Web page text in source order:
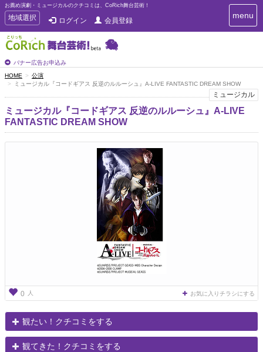
お薦め演劇・ミュージカルのクチコミは、CoRich舞台芸術！
T
o
g
g
e
n
a
v
i
g
a
地域選択 ログイン 会員登録
バナー広告お申込み
T
o
n
a
v
g
a
menu
HOME
公演
ミュージカル『コードギアス 反逆のルルーシュ』A-LIVE FANTASTIC DREAM SHOW
ミュージカル
ミュージカル『コードギアス 反逆のルルーシュ』A-LIVE
FANTASTIC DREAM SHOW
0 人 お気に入りチラシにする
観たい！クチコミをする
観てきた！クチコミをする